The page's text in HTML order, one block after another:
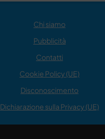
Chi siamo
Pubblicità
Contatti
Cookie Policy (UE)
Disconoscimento
Dichiarazione sulla Privacy (UE)